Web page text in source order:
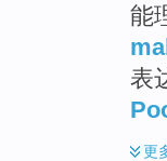
能
表
更